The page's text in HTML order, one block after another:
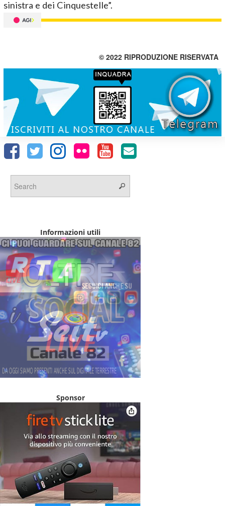
sinistra e dei Cinquestelle”.
© 2022 RIPRODUZIONE RISERVATA
Informazioni utili
Sponsor